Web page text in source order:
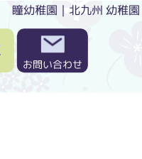
瞳幼稚園｜北九州 幼稚園
お問い合わせ